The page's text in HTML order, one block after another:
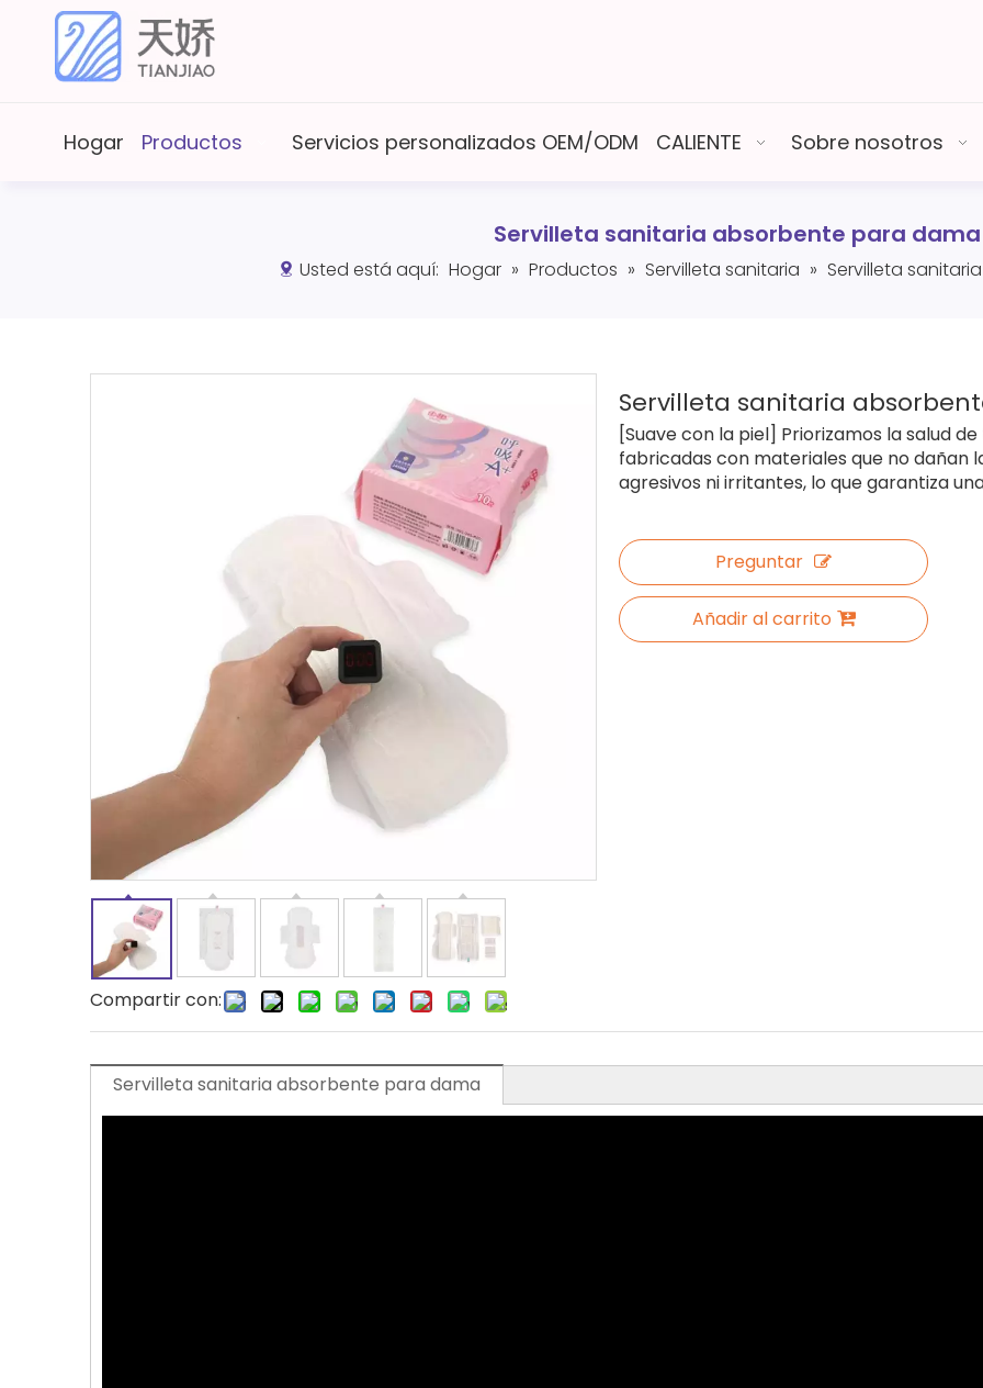
Hogar Productos Servicios personalizados OEM/ODM CALIENTE Sobre nosotros
Servilleta sanitaria absorbente para dama
Usted está aquí: Hogar » Productos » Servilleta sanitaria » Servilleta
Compartir con:
Servilleta sanitaria
[Suave con la piel] Priorizamos la salud
fabricadas con materiales que no dañan
agresivos ni irritantes, lo que garantiza
Preguntar
Añadir al carrito
Servilleta sanitaria absorbente para dama